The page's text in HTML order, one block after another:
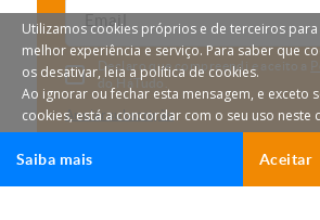
Declaro que compreendi e aceito a
do HáTudo.
Anular subscrição
Utilizamos cookies próprios e de terceiros
melhor experiência e serviço. Para saber que
os desativar, leia a política de cookies.
Ao ignorar ou fechar esta mensagem, e exceto
cookies, está a concordar com o seu uso neste
Aceitar
Saiba mais